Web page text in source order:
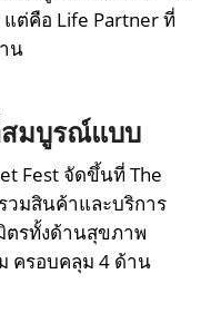
ต่คือ Life Partner ที่
น
มบูรณ์แบบ
Fest จัดขึ้นที่ The
วมสินค้าและบริการ
ตรทั้งด้านสุขภาพ
ครอบคลุม 4 ด้าน